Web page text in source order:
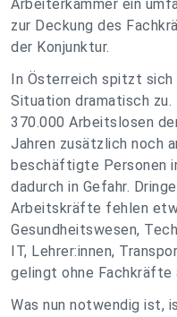
Arbeiterkammer ein
zur Deckung des
der Konjunktur.
In Österreich spitzt sich
Situation dramatisch zu.
370.000 Arbeitslosen
Jahren zusätzlich noch
beschäftigte Personen
dadurch in Gefahr.
Arbeitskräfte fehlen
Gesundheitswesen,
IT, Lehrer:innen,
gelingt ohne Fachkräfte
Was nun notwendig ist,